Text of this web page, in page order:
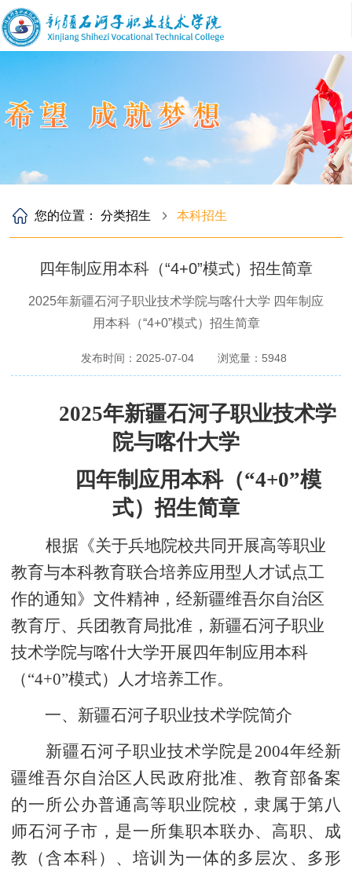
您的位置：分类招生 本科招生
四年制应用本科（“4+0”模式）招生简章
2025年新疆石河子职业技术学院与喀什大学 四年制应
用本科（“4+0”模式）招生简章
发布时间：2025-07-04 浏览量： 5948
2025年新疆石河子职业技术学
院与喀什大学
四年制应用本科（“4+0”模
式）招生简章
根据《关于兵地院校共同开展高等职业
教育与本科教育联合培养应用型人才试点工
作的通知》文件精神，经新疆维吾尔自治区
教育厅、兵团教育局批准，新疆石河子职业
技术学院与喀什大学开展四年制应用本科
（“4+0”模式）人才培养工作。
一、新疆石河子职业技术学院简介
新疆石河子职业技术学院是2004年经新
疆维吾尔自治区人民政府批准、教育部备案
的一所公办普通高等职业院校，隶属于第八
师石河子市，是一所集职本联办、高职、成
教（含本科）、培训为一体的多层次、多形